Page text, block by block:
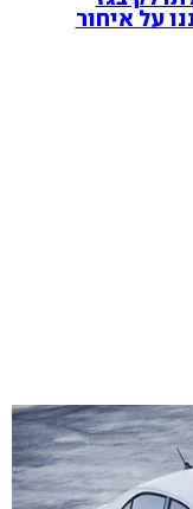
על איחור